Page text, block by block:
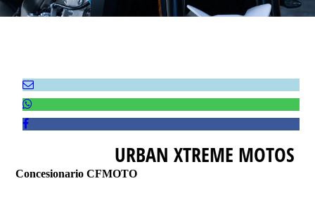
URBAN XTREME MOTOS
Concesionario CFMOTO